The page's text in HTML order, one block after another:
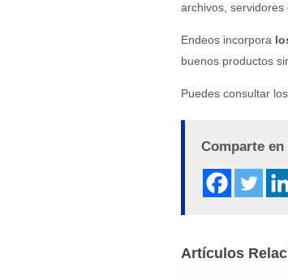
archivos, servidores
Endeos incorpora
buenos productos
Puedes consultar
Comparte
Artículos